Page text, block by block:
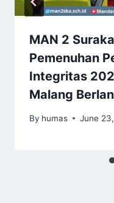
MAN 2
Pemenuhan
Integritas
Malang
By humas June